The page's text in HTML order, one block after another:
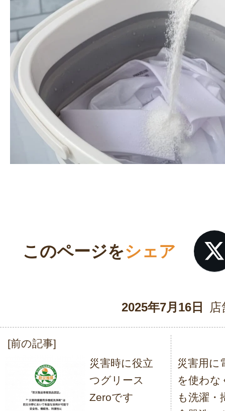
このページをシェア
2025年7月16日 店
投
[前の記事]
災害時に役立
つグリース
Zeroです
災害用に
を使わな
も洗濯・